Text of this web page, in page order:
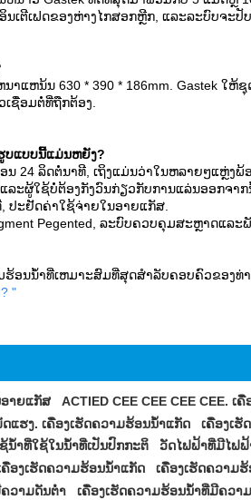
ເຕີເຟດຂອງຫ່າງໄກສອກຫຼີກ, ແລະລະບົບຈະປັ
ແຫນ້ນ 630 * 390 * 186mm. Gastek ໃ
ເຊື່ອມຕໍ່ທີ່ຖືກຕ້ອງ.
ບແບບນີ້ແມ່ນຫຍັງ?
ນ 24 ລິດຕໍ່ນາທີ, ເຖິງແມ່ນວ່າໃນຫລາຍໆແຫຼ່ງ
ະຜູ້ໃຊ້ບໍ່ຕ້ອງກັງວົນກ່ຽວກັບການແລ່ນອອກຈາກ
ປະຢັດຄ່າໃຊ້ຈ່າຍໃນອາຍແກັສ.
Pegented, ລະບົບຄວບຄຸມສະຫຼາດແລ
ຮ້ອນນ້ໍາທີ່ເຫມາະສົມທີ່ສຸດສໍາລັບຄອບຄົວຂອງທ່
"
າຍແກັສ
ACTIED CEE CEE CEE CEE.
ຮງ. ເຄື່ອງເຮັດຄວາມຮ້ອນນ້ໍາແກັດ
ເຄື່ອງເ
ນ້ໍາທີ່ໃຊ້ໃນນ້ໍາທີ່ເປັນປົກກະຕິ
ວັດໄຟຟ້າທີ່ມີໄຟ
ອງເຮັດຄວາມຮ້ອນນ້ໍາແກັດ
ເຄື່ອງເຮັດຄວາມ
ວາມດັນຕ່ໍາ
ເຄື່ອງເຮັດຄວາມຮ້ອນນ້ໍາທີ່ມີຄວາ